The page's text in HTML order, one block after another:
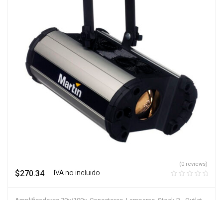
$270.34 ‎ ‎ ‎ IVA no incluido
(0 reviews)